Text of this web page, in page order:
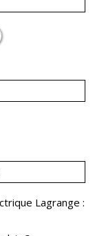
Lagrange :